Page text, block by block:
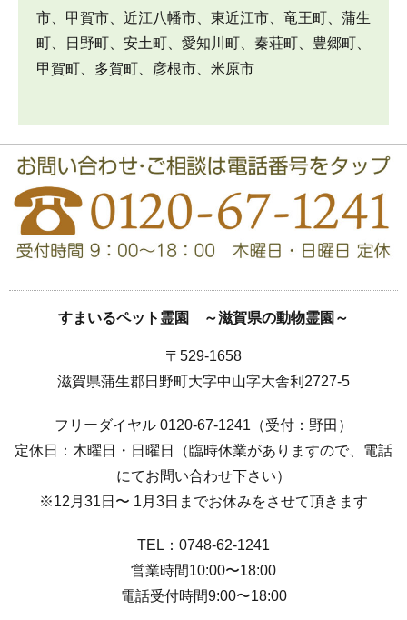
市、甲賀市、近江八幡市、東近江市、竜王町、蒲生
町、日野町、安土町、愛知川町、秦荘町、豊郷町、
甲賀町、多賀町、彦根市、米原市
すまいるペット霊園 ～滋賀県の動物霊園～
〒529-1658
滋賀県蒲生郡日野町大字中山字大舎利2727-5
フリーダイヤル 0120-67-1241（受付：野田）
定休日：木曜日・日曜日（臨時休業がありますので、電話
にてお問い合わせ下さい）
※12月31日〜 1月3日までお休みをさせて頂きます
TEL：0748-62-1241
営業時間10:00〜18:00
電話受付時間9:00〜18:00